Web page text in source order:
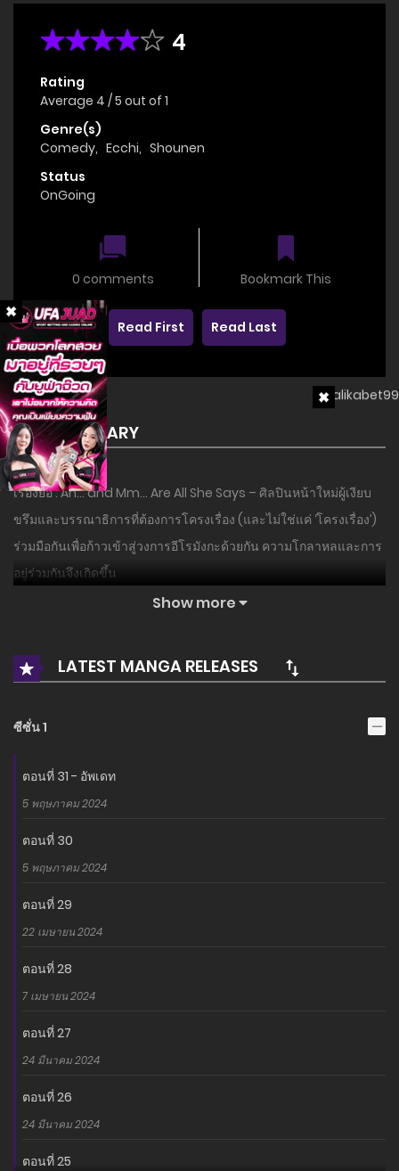
4
Rating
Average 4 /5 out of 1
Genre(s)
Comedy, Ecchi, Shounen
Status
OnGoing
0 comments Bookmark This
Read First Read Last
SUMMARY
เรื่องย่อ : Ah… and Mm… Are All She Says – ศิลปินหน้าใหม่ผู้เงียบ
ขรึมและบรรณาธิการที่ต้องการโครงเรื่อง (และไม่ใช่แค่ ‘โครงเรื่อง’)
ร่วมมือกันเพื่อก้าวเข้าสู่วงการอีโรมังกะด้วยกัน ความโกลาหลและการ
อยู่ร่วมกันจึงเกิดขึ้น
อ่านเรื่องนี้ก่อนใครได้ที่ MANGA-LC.NET เท่านั้น!
Show more
LATEST MANGA RELEASES
ซีซั่น 1
ตอนที่ 31 - อัพเดท
5 พฤษภาคม 2024
ตอนที่ 30
5 พฤษภาคม 2024
ตอนที่ 29
22 เมษายน 2024
ตอนที่ 28
7 เมษายน 2024
ตอนที่ 27
24 มีนาคม 2024
ตอนที่ 26
24 มีนาคม 2024
ตอนที่ 25